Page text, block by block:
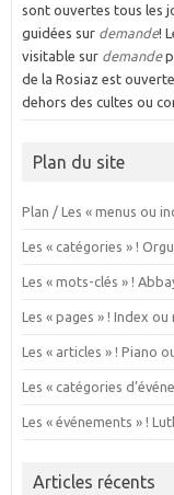
sont ouvertes tous les
guidées sur demande!
visitable sur demande
de la Rosiaz est
dehors des cultes ou
Plan du site
Plan / Les « menus ou
Les « catégories » !
Les « mots-clés » !
Les « pages » ! Index ou
Les « articles » ! Piano
Les « catégories
Les « événements » !
Articles récents